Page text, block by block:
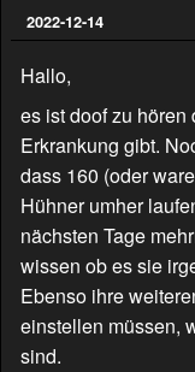
2022-12-14
Hallo,
es ist doof zu
Erkrankung gibt.
dass 160 (oder
Hühner umher
nächsten Tage
wissen ob es sie
Ebenso ihre
einstellen müssen,
sind.